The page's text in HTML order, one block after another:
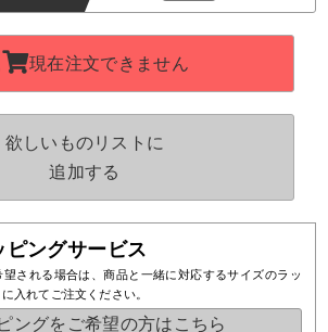
ピングサービス
される場合は、商品と一緒に対応するサイズのラッ
入れてご注文ください。
ングをご希望の方はこちら
現在注文できません
欲しいものリストに
追加する